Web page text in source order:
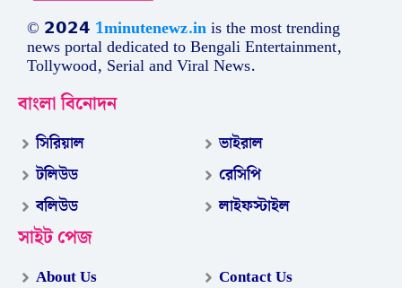
© 𝟮𝟬𝟮𝟰 1minutenewz.inis the most trending
news portal dedicated to Bengali Entertainment,
Tollywood, Serial and Viral News.
বাংলা বিনোদন
সিরিয়াল
টলিউড
বলিউড
ভাইরাল
রেসিপি
লাইফস্টাইল
সাইট পেজ
About Us Contact Us